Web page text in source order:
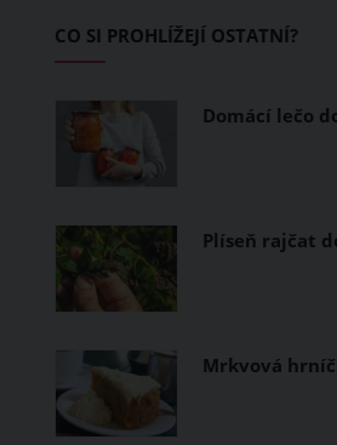
zvládnout i opravdu horké
Základem letního šatníku
prodyšné tkaniny a
CO SI PROHLÍŽEJÍ OSTATNÍ?
Domácí lečo
Plíseň rajčat
Mrkvová